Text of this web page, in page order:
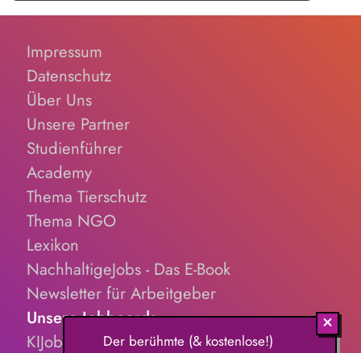
Impressum
Datenschutz
Über Uns
Unsere Partner
Studienführer
Academy
Thema Tierschutz
Thema NGO
Lexikon
NachhaltigeJobs - Das E-Book
Newsletter für Arbeitgeber
Unsere Jobboards
KIJobs.de
Der berühmte (& kostenlose!)